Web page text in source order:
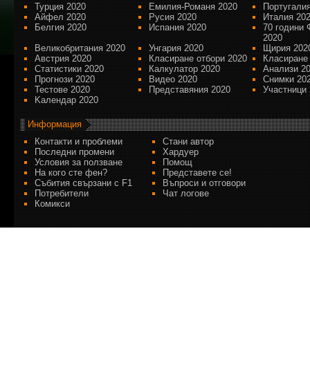
Турция 2020
Емилия-Романя 2020
Айфел 2020
Русия 2020
Италия
Белгия 2020
Испания 2020
70 години
2020
Великобритания 2020
Унгария 2020
Щирия
Австрия 2020
Класиране отбори 2020
Статистики 2020
Калкулатор 2020
Анализи
Прогнози 2020
Видео 2020
Снимки
Тестове 2020
Представяния 2020
Участници
Kалендар 2020
Информация
Контакти и проблеми
Стани автор
Последни промени
Хардуер
Условия за ползване
Помощ
На кого сте фен?
Представете се!
Събития свързани с F1
Въпроси и отговори
Потребители
Чат логове
Комикси